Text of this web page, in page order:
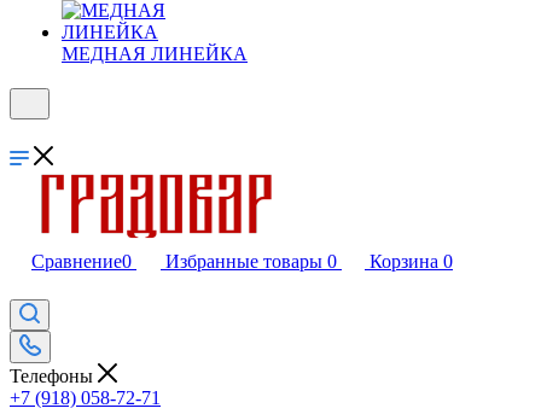
МЕДНАЯ ЛИНЕЙКА
Сравнение0 Избранные товары 0 Корзина 0
Телефоны
+7 (918) 058-72-71